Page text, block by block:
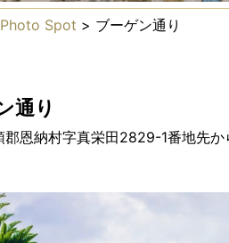
Photo Spot > ブーゲン通り
通り
郡恩納村字真栄田2829-1番地先